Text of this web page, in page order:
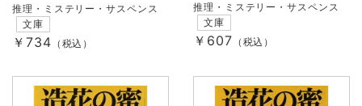
推理・ミステリー・サスペンス
文庫
￥734 （税込）
推理・ミステリー・サスペンス
文庫
￥607 （税込）